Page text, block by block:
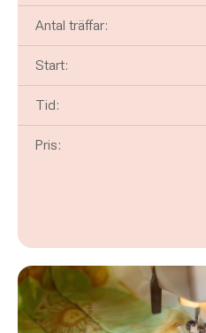
Antal träffar:
Start:
Tid:
Pris: